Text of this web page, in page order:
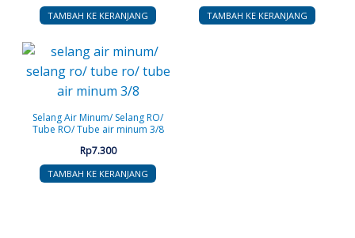
TAMBAH KE KERANJANG TAMBAH KE KERANJANG
Selang Air Minum/ Selang RO/
Tube RO/ Tube air minum 3/8
Rp7.300
TAMBAH KE KERANJANG